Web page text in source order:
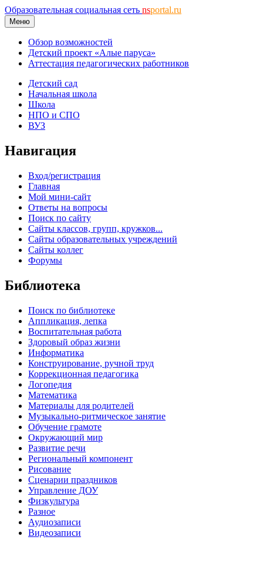
Образовательная социальная сеть nsportal.ru
Меню
Обзор возможностей
Детский проект «Алые паруса»
Аттестация педагогических работников
Детский сад
Начальная школа
Школа
НПО и СПО
ВУЗ
Навигация
Вход/регистрация
Главная
Мой мини-сайт
Ответы на вопросы
Поиск по сайту
Сайты классов, групп, кружков...
Сайты образовательных учреждений
Сайты коллег
Форумы
Библиотека
Поиск по библиотеке
Аппликация, лепка
Воспитательная работа
Здоровый образ жизни
Информатика
Конструирование, ручной труд
Коррекционная педагогика
Логопедия
Математика
Материалы для родителей
Музыкально-ритмическое занятие
Обучение грамоте
Окружающий мир
Развитие речи
Региональный компонент
Рисование
Сценарии праздников
Управление ДОУ
Физкультура
Разное
Аудиозаписи
Видеозаписи